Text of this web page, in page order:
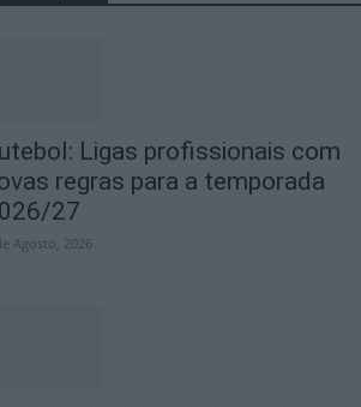
Ligas profissionais com
regras para a temporada
27
Agosto, 2026